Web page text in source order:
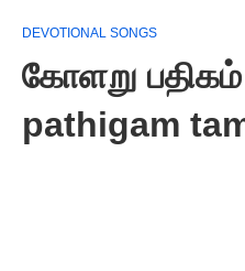
DEVOTIONAL SONGS
கோளறு
pathigam